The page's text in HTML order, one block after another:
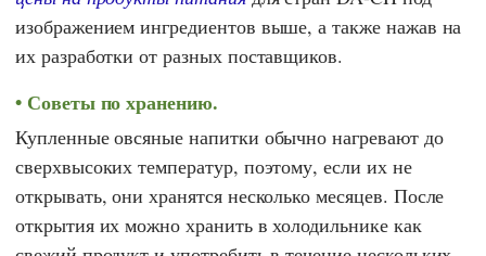
изображением ингредиентов выше, а также нажав на
их разработки от разных поставщиков.
Советы по хранению.
Купленные овсяные напитки обычно нагревают до
сверхвысоких температур, поэтому, если их не
открывать, они хранятся несколько месяцев. После
открытия их можно хранить в холодильнике как